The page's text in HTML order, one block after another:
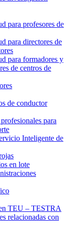
para profesores de
para directores de
para formadores y
de centros de
de conductor
para
Inteligente de
en lote
TEU – TESTRA
relacionadas con